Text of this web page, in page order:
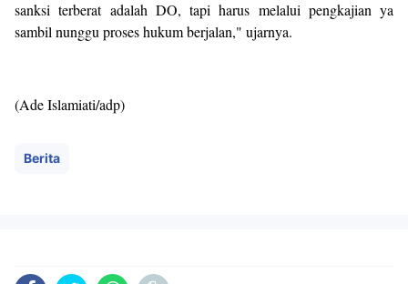
sanksi terberat adalah DO, tapi harus melalui pengkajian ya
sambil nunggu proses hukum berjalan," ujarnya.
(Ade Islamiati/adp)
Berita